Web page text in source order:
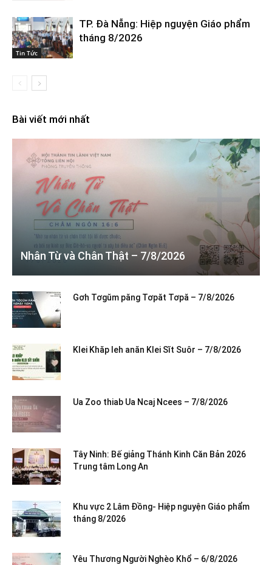
Tin Tức
TP. Đà Nẵng: Hiệp nguyện Giáo phẩm
tháng 8/2026
Bài viết mới nhất
Nhân Từ và Chân Thật – 7/8/2026
Gơh Tơgŭm păng Tơpăt Tơpă – 7/8/2026
Klei Khăp leh anăn Klei Sĭt Suôr – 7/8/2026
Ua Zoo thiab Ua Ncaj Ncees – 7/8/2026
Tây Ninh: Bế giảng Thánh Kinh Căn Bản 2026
Trung tâm Long An
Khu vực 2 Lâm Đồng- Hiệp nguyện Giáo phẩm
tháng 8/2026
Yêu Thương Người Nghèo Khổ – 6/8/2026